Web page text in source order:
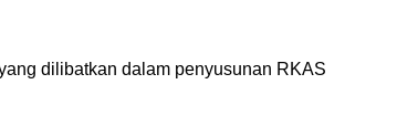
dilibatkan dalam penyusunan RKAS